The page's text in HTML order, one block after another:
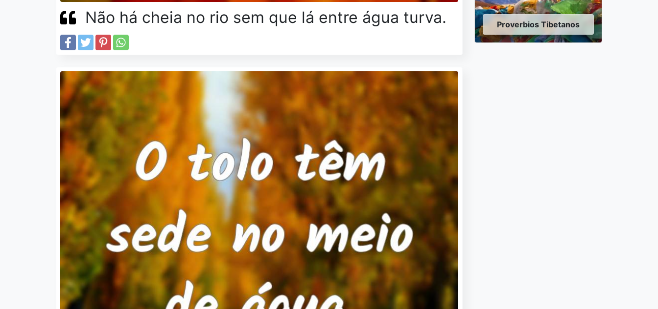
Não há cheia no rio sem que lá entre água turva. Proverbios Tibetanos